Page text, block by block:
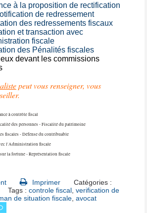
à la proposition de rectification
de redressement
des redressements fiscaux
et transaction avec
fiscale
des Pénalités fiscales
devant les commissions
peut vous renseigner, vous
à contrôle fiscal
des personnes - Fiscalité du patrimoine
fiscales - Défense du contribuable
l'Administration fiscale
la fortune - Représentation fiscale
Imprimer
Catégories :
Tags :controle fiscal ,verification de
de situation fiscale avocat